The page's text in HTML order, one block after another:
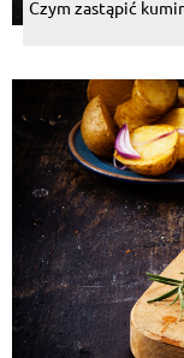
Czym zastąpić